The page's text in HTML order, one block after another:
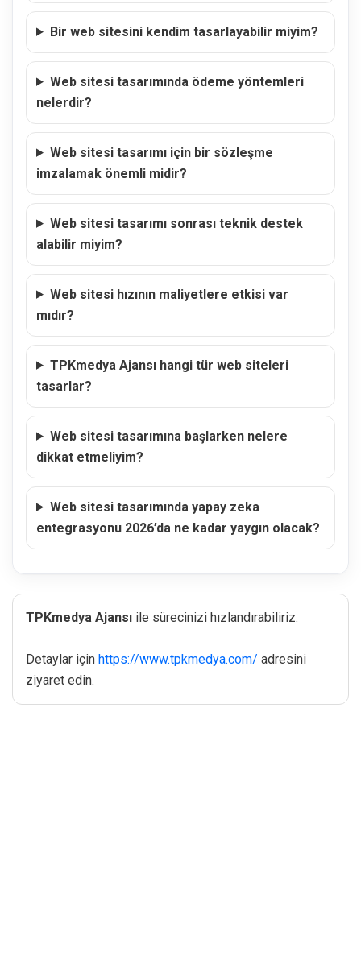
Bir web sitesini kendim tasarlayabilir miyim?
Web sitesi tasarımında ödeme yöntemleri
nelerdir?
Web sitesi tasarımı için bir sözleşme
imzalamak önemli midir?
Web sitesi tasarımı sonrası teknik destek
alabilir miyim?
Web sitesi hızının maliyetlere etkisi var
mıdır?
TPKmedya Ajansı hangi tür web siteleri
tasarlar?
Web sitesi tasarımına başlarken nelere
dikkat etmeliyim?
Web sitesi tasarımında yapay zeka
entegrasyonu 2026’da ne kadar yaygın olacak?
TPKmedya Ajansı ile sürecinizi hızlandırabiliriz.
Detaylar için https://www.tpkmedya.com/ adresini
ziyaret edin.